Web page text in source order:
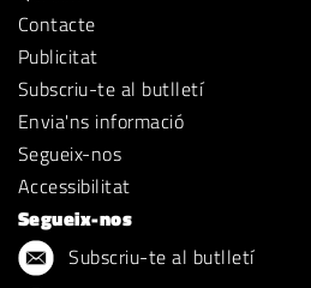
Contacte
Publicitat
Subscriu-te al butlletí
Envia'ns informació
Segueix-nos
Accessibilitat
Segueix-nos
Subscriu-te al butlletí